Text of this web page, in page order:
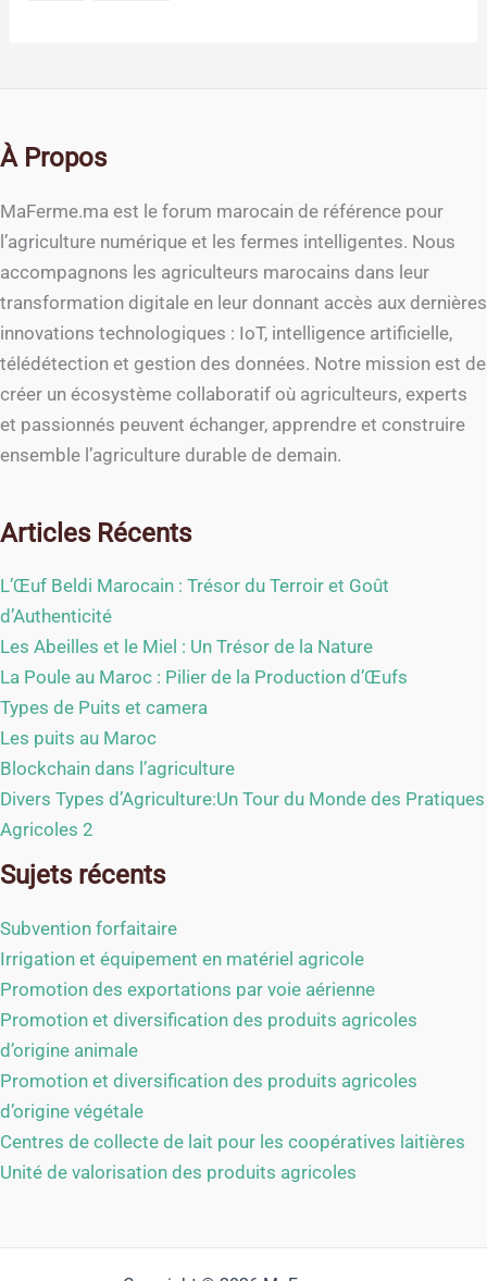
À Propos
MaFerme.ma est le forum marocain de référence pour
l’agriculture numérique et les fermes intelligentes. Nous
accompagnons les agriculteurs marocains dans leur
transformation digitale en leur donnant accès aux dernières
innovations technologiques : IoT, intelligence artificielle,
télédétection et gestion des données. Notre mission est de
créer un écosystème collaboratif où agriculteurs, experts
et passionnés peuvent échanger, apprendre et construire
ensemble l’agriculture durable de demain.
Articles Récents
L’Œuf Beldi Marocain : Trésor du Terroir et Goût
d’Authenticité
Les Abeilles et le Miel : Un Trésor de la Nature
La Poule au Maroc : Pilier de la Production d’Œufs
Types de Puits et camera
Les puits au Maroc
Blockchain dans l’agriculture
Divers Types d’Agriculture:Un Tour du Monde des Pratiques
Agricoles 2
Sujets récents
Subvention forfaitaire
Irrigation et équipement en matériel agricole
Promotion des exportations par voie aérienne
Promotion et diversification des produits agricoles
d’origine animale
Promotion et diversification des produits agricoles
d’origine végétale
Centres de collecte de lait pour les coopératives laitières
Unité de valorisation des produits agricoles